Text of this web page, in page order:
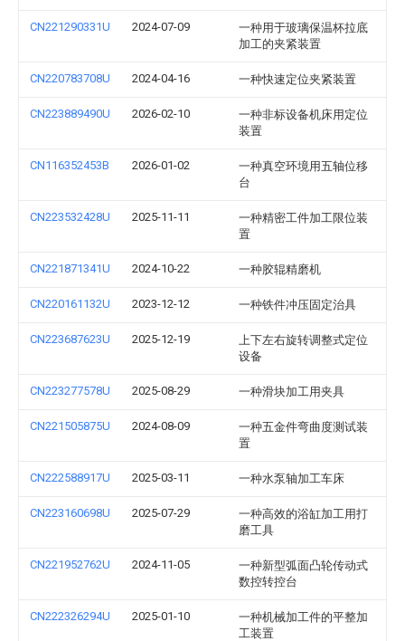
CN221290331U 2024-07-09
一种用于玻璃保温杯拉底
加工的夹紧装置
CN220783708U 2024-04-16 一种快速定位夹紧装置
CN223889490U 2026-02-10
一种非标设备机床用定位
装置
CN116352453B 2026-01-02
一种真空环境用五轴位移
台
CN223532428U 2025-11-11
一种精密工件加工限位装
置
CN221871341U 2024-10-22 一种胶辊精磨机
CN220161132U 2023-12-12 一种铁件冲压固定治具
CN223687623U 2025-12-19
上下左右旋转调整式定位
设备
CN223277578U 2025-08-29 一种滑块加工用夹具
CN221505875U 2024-08-09
一种五金件弯曲度测试装
置
CN222588917U 2025-03-11 一种水泵轴加工车床
CN223160698U 2025-07-29
一种高效的浴缸加工用打
磨工具
CN221952762U 2024-11-05
一种新型弧面凸轮传动式
数控转控台
CN222326294U 2025-01-10
一种机械加工件的平整加
工装置